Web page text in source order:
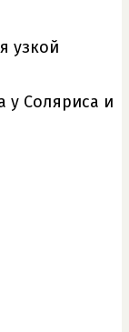
узкой
у Соляриса и